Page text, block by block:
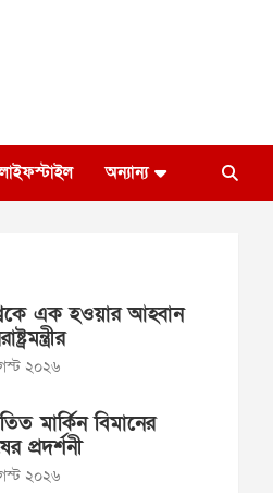
লাইফস্টাইল অন্যান্য
এক হওয়ার আহ্বান
২০২৬
মার্কিন বিমানের
প্রদর্শনী
২০২৬